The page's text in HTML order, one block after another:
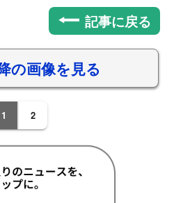
記事に戻る
の画像を見る
1 2